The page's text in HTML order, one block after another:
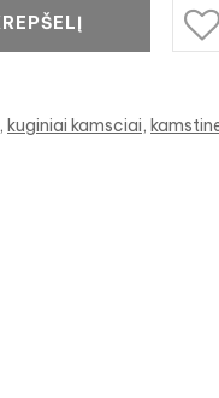
kuginiai kamsciai